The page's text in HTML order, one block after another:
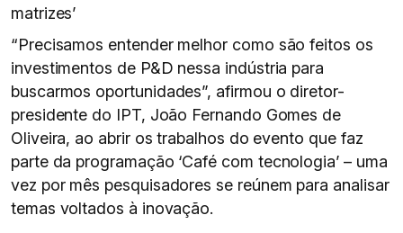
matrizes’
“Precisamos entender melhor como são feitos os
investimentos de P&D nessa indústria para
buscarmos oportunidades”, afirmou o diretor-
presidente do IPT, João Fernando Gomes de
Oliveira, ao abrir os trabalhos do evento que faz
parte da programação ‘Café com tecnologia’ – uma
vez por mês pesquisadores se reúnem para analisar
temas voltados à inovação.